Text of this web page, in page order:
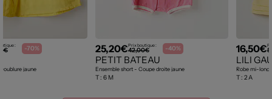
: -70%
jaune
25,20€Prix boutique :
42,00€ -40%
PETIT BATEAU
Ensemble short - Coupe droite jaune
T : 6 M
16,50€
LILI
Robe mi-
T : 2 A